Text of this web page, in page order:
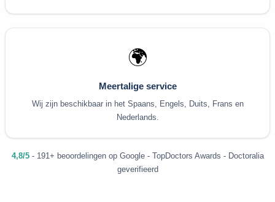
🌍
Meertalige service
Wij zijn beschikbaar in het Spaans, Engels, Duits, Frans en
Nederlands.
4,8/5- 191+ beoordelingen op Google - TopDoctors Awards - Doctoralia
geverifieerd